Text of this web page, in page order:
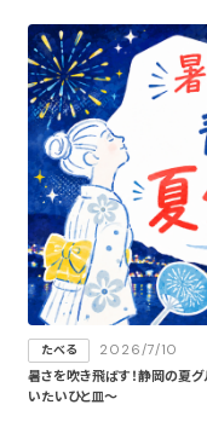
たべる
2026/7/10
暑さを吹き飛ばす！静岡の夏
いたいひと皿～